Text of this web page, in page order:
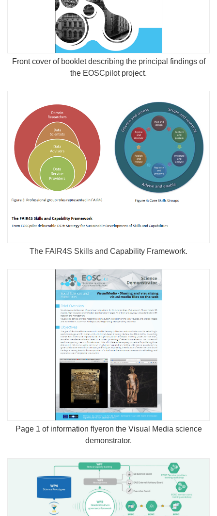
Front cover of booklet describing the principal findings of
the EOSCpilot project.
The FAIR4S Skills and Capability Framework.
Page 1 of information flyeron the Visual Media science
demonstrator.